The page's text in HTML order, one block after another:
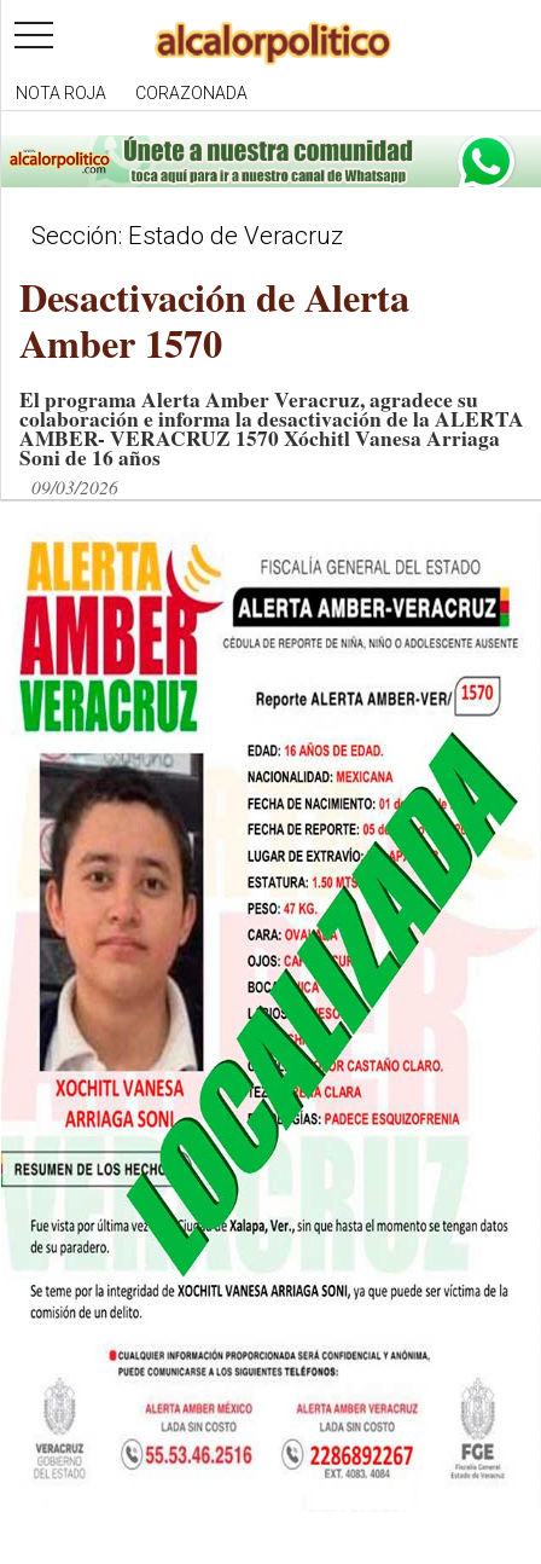
toggle
navigation
NOTA ROJA CORAZONADA
Sección: Estado de Veracruz
Desactivación de Alerta
Amber 1570
El programa Alerta Amber Veracruz, agradece su
colaboración e informa la desactivación de la ALERTA
AMBER- VERACRUZ 1570 Xóchitl Vanesa Arriaga
Soni de 16 años
09/03/2026